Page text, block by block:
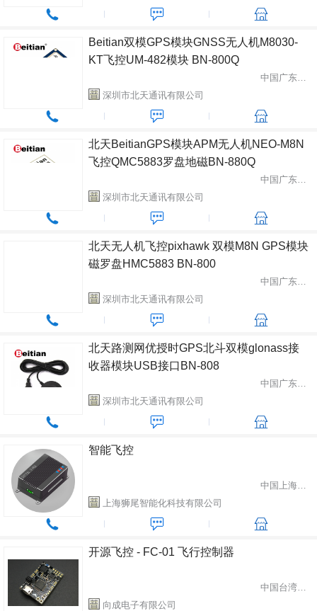
Beitian双模GPS模块GNSS无人机M8030-
KT飞控UM-482模块 BN-800Q
中国广东省深圳市
深圳市北天通讯有限公司
北天BeitianGPS模块APM无人机NEO-M8N
飞控QMC5883罗盘地磁BN-880Q
中国广东省深圳市
深圳市北天通讯有限公司
北天无人机飞控pixhawk 双模M8N GPS模块
磁罗盘HMC5883 BN-800
中国广东省深圳市
深圳市北天通讯有限公司
北天路测网优授时GPS北斗双模glonass接
收器模块USB接口BN-808
中国广东省深圳市
深圳市北天通讯有限公司
智能飞控
中国上海市浦东新区
上海狮尾智能化科技有限公司
开源飞控 - FC-01 飞行控制器
中国台湾省台南市
向成电子有限公司